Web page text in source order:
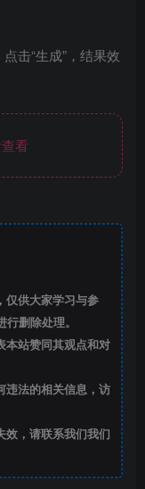
击“生成”，结果效
看
仅供大家学习与参
行删除处理。
本站赞同其观点和对
违法的相关信息，访
效，请联系我们我们